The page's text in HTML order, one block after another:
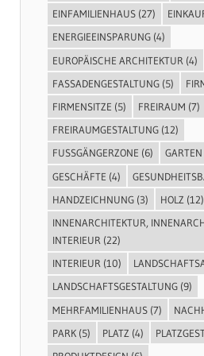
EINFAMILIENHAUS (27)
ENERGIEEINSPARUNG (4)
EUROPÄISCHE ARCHITEKTUR (4)
FASSADENGESTALTUNG (5)
FIRMENSITZE (5) FREIRAUM (7)
FREIRAUMGESTALTUNG (12)
FUSSGÄNGERZONE
(6) GARTEN
GESCHÄFTE (4)
HANDZEICHNUNG (3) HOLZ (12)
INNENARCHITEKTUR,
INTERIEUR (22)
INTERIEUR (10)
LANDSCHAFTSGESTALTUNG (9)
MEHRFAMILIENHAUS (7)
PARK (5) PLATZ (4)